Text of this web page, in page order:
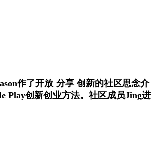
作了开放 分享 创新的社区思念介
Play创新创业方法。 社区成员Jing进